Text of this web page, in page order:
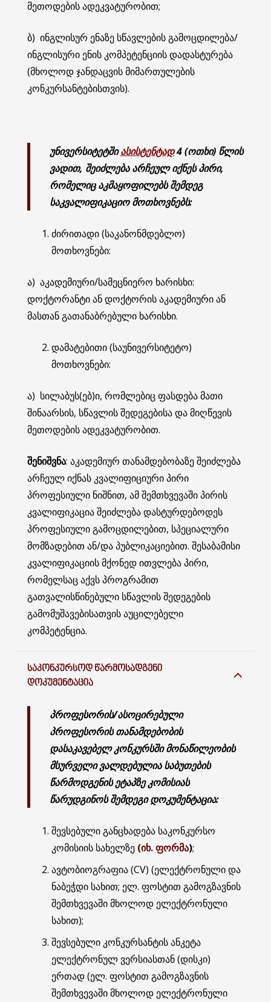
მეთოდების ადეკვატურობით;
ბ) ინგლისურ ენაზე სწავლების გამოცდილება/
ინგლისური ენის კომპეტენციის დადასტურება
(მხოლოდ ჯანდაცვის მიმართულების
კონკურსანტებისთვის).
უნივერსიტეტში ასისტენტად4 (ოთხი) წლის
ვადით, შეიძლება არჩეულ იქნეს პირი,
რომელიც აკმაყოფილებს შემდეგ
საკვალიფიკაციო მოთხოვნებს:
ძირითადი (საკანონმდებლო)
მოთხოვნები:
ა) აკადემიური/სამეცნიერო ხარისხი:
დოქტორანტი ან დოქტორის აკადემიური ან
მასთან გათანაბრებული ხარისხი.
დამატებითი (საუნივერსიტეტო)
მოთხოვნები:
ა) სილაბუს(ებ)ი, რომლებიც ფასდება მათი
შინაარსის, სწავლის შედეგებისა და მიღწევის
მეთოდების ადეკვატურობით.
შენიშვნა: აკადემიურ თანამდებობაზე შეიძლება
არჩეულ იქნას კვალიფიციური პირი
პროფესიული ნიშნით, ამ შემთხვევაში პირის
კვალიფიკაცია შეიძლება დასტურდებოდეს
პროფესიული გამოცდილებით, სპეციალური
მომზადებით ან/და პუბლიკაციებით. შესაბამისი
კვალიფიკაციის მქონედ ითვლება პირი,
რომელსაც აქვს პროგრამით
გათვალისწინებული სწავლის შედეგების
გამომუშავებისათვის აუცილებელი
კომპეტენცია.
ᲡᲐᲙᲝᲜᲙᲣᲠᲡᲝᲓ ᲬᲐᲠᲛᲝᲡᲐᲓᲒᲔᲜᲘ
ᲓᲝᲙᲣᲛᲔᲜᲢᲐᲪᲘᲐ
პროფესორის/ასოცირებული
პროფესორის თანამდებობის
დასაკავებელ კონკურსში მონაწილეობის
მსურველი ვალდებულია საბუთების
წარმოდგენის ეტაპზე კომისიას
წარუდგინოს შემდეგი დოკუმენტაცია:
შევსებული განცხადება საკონკურსო
კომისიის სახელზე (იხ. ფორმა);
ავტობიოგრაფია (CV) (ელექტრონული და
ნაბეჭდი სახით; ელ. ფოსტით გამოგზავნის
შემთხვევაში მხოლოდ ელექტრონული
სახით);
შევსებული კონკურსანტის ანკეტა
ელექტრონულ ვერსიასთან (დისკი)
ერთად (ელ. ფოსტით გამოგზავნის
შემთხვევაში მხოლოდ ელექტრონული